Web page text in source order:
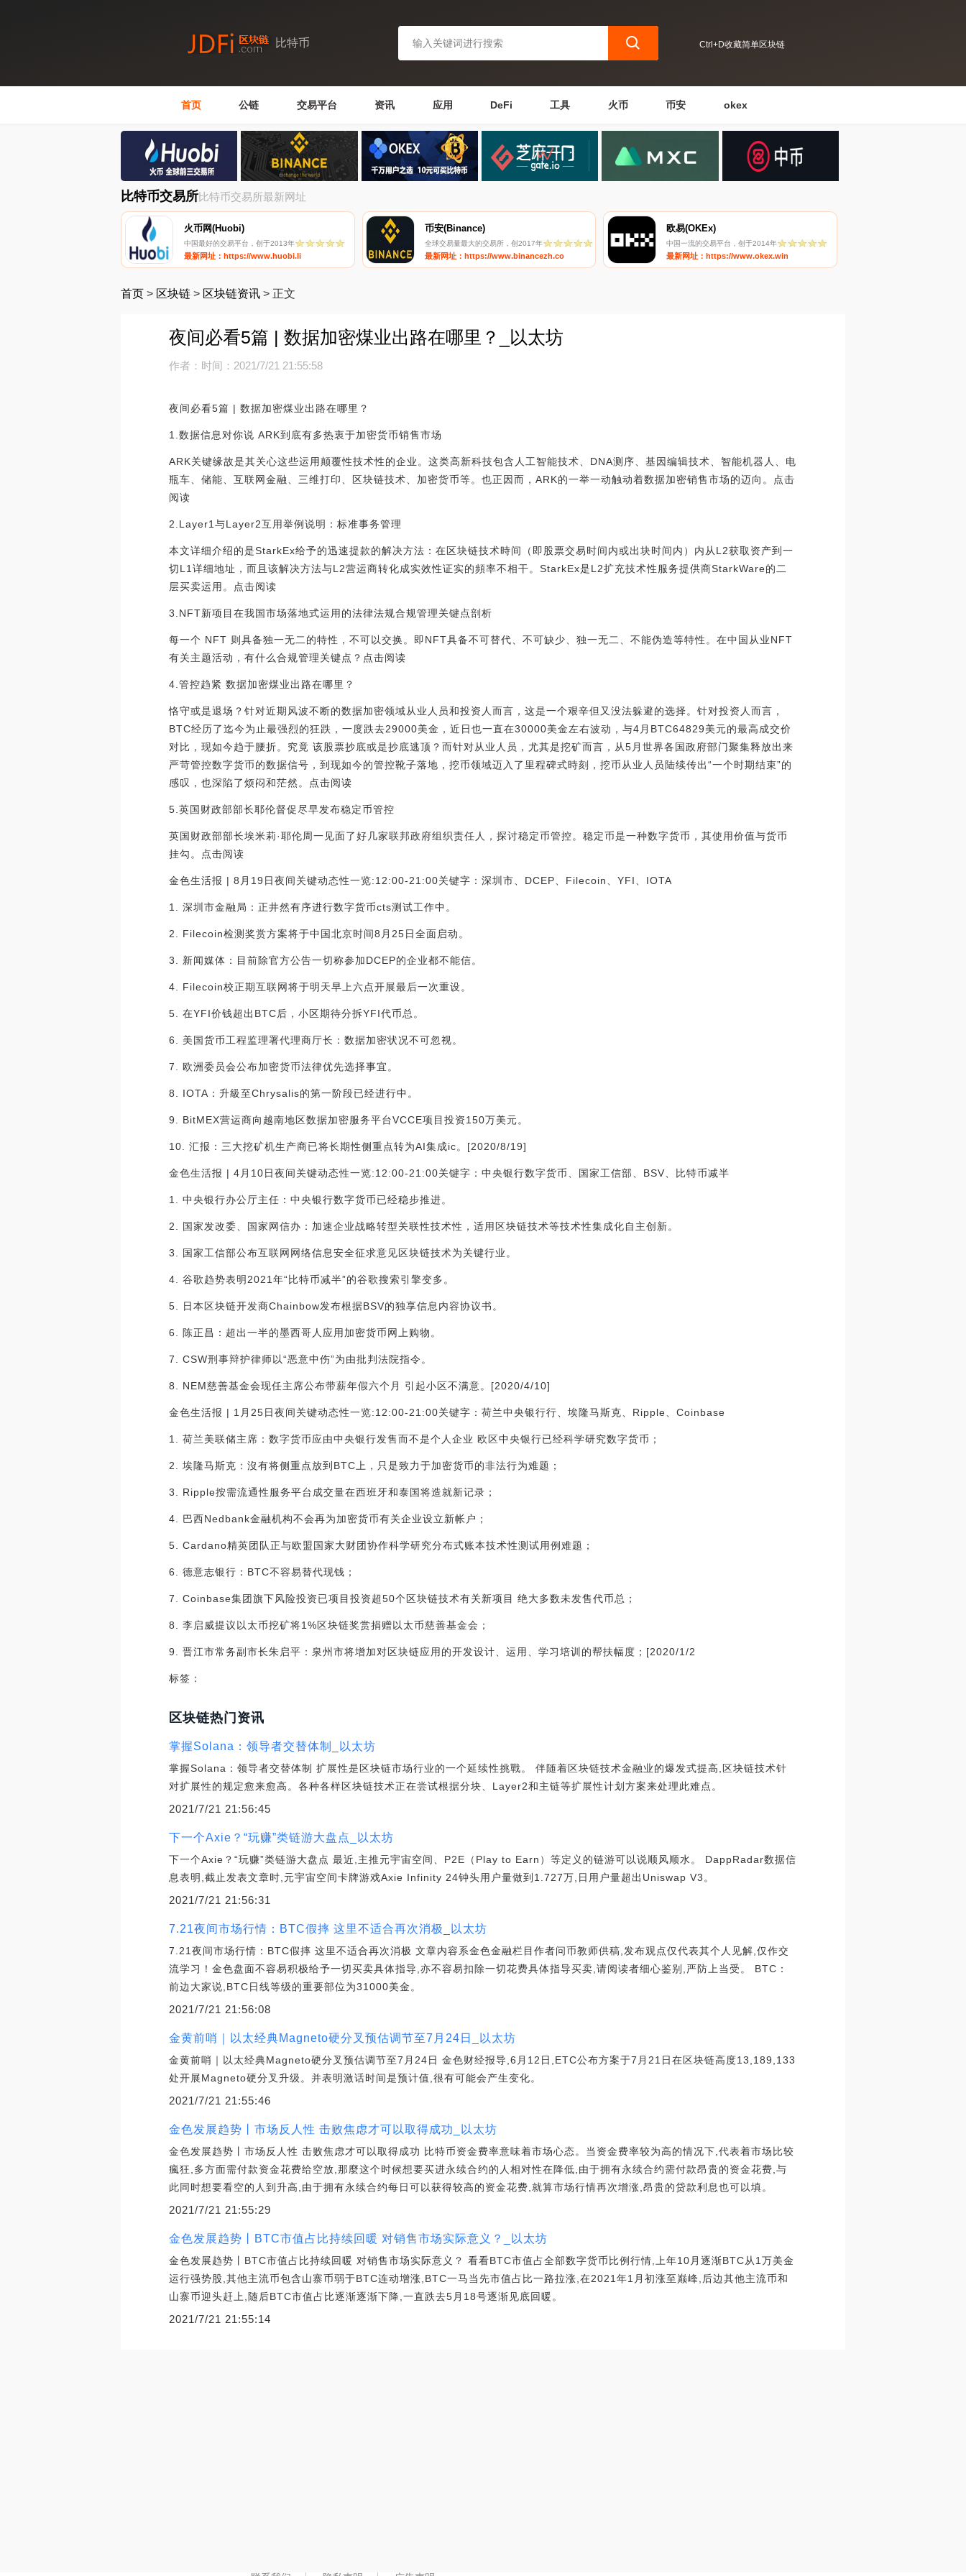
比特币 Ctrl+D收藏简单区块链
首页 公链 交易平台 资讯 应用 DeFi 工具 火币 币安 okex
比特币交易所比特币交易所最新网址
火币网(Huobi)
中国最好的交易平台，创于2013年
最新网址：https://www.huobi.li
币安(Binance)
全球交易量最大的交易所，创2017年
最新网址：https://www.binancezh.co
欧易(OKEx)
中国一流的交易平台，创于2014年
最新网址：https://www.okex.win
首页 > 区块链 > 区块链资讯 > 正文
夜间必看5篇 | 数据加密煤业出路在哪里？_以太坊
作者： 时间：2021/7/21 21:55:58
夜间必看5篇 | 数据加密煤业出路在哪里？
1.数据信息对你说 ARK到底有多热衷于加密货币销售市场
ARK关键缘故是其关心这些运用颠覆性技术性的企业。这类高新科技包含人工智能技术、DNA测序、基因编辑技术、智能机器人、电
瓶车、储能、互联网金融、三维打印、区块链技术、加密货币等。也正因而，ARK的一举一动触动着数据加密销售市场的迈向。点击
阅读
2.Layer1与Layer2互用举例说明：标准事务管理
本文详细介绍的是StarkEx给予的迅速提款的解决方法：在区块链技术時间（即股票交易时间内或出块时间内）内从L2获取资产到一
切L1详细地址，而且该解决方法与L2营运商转化成实效性证实的頻率不相干。StarkEx是L2扩充技术性服务提供商StarkWare的二
层买卖运用。点击阅读
3.NFT新项目在我国市场落地式运用的法律法规合规管理关键点剖析
每一个 NFT 则具备独一无二的特性，不可以交换。即NFT具备不可替代、不可缺少、独一无二、不能伪造等特性。在中国从业NFT
有关主题活动，有什么合规管理关键点？点击阅读
4.管控趋紧 数据加密煤业出路在哪里？
恪守或是退场？针对近期风波不断的数据加密领域从业人员和投资人而言，这是一个艰辛但又没法躲避的选择。针对投资人而言，
BTC经历了迄今为止最强烈的狂跌，一度跌去29000美金，近日也一直在30000美金左右波动，与4月BTC64829美元的最高成交价
对比，现如今趋于腰折。究竟 该股票抄底或是抄底逃顶？而针对从业人员，尤其是挖矿而言，从5月世界各国政府部门聚集释放出来
严苛管控数字货币的数据信号，到现如今的管控靴子落地，挖币领域迈入了里程碑式時刻，挖币从业人员陆续传出“一个时期结束”的
感叹，也深陷了烦闷和茫然。点击阅读
5.英国财政部部长耶伦督促尽早发布稳定币管控
英国财政部部长埃米莉·耶伦周一见面了好几家联邦政府组织责任人，探讨稳定币管控。稳定币是一种数字货币，其使用价值与货币
挂勾。点击阅读
金色生活报 | 8月19日夜间关键动态性一览:12:00-21:00关键字：深圳市、DCEP、Filecoin、YFI、IOTA
1. 深圳市金融局：正井然有序进行数字货币cts测试工作中。
2. Filecoin检测奖赏方案将于中国北京时间8月25日全面启动。
3. 新闻媒体：目前除官方公告一切称参加DCEP的企业都不能信。
4. Filecoin校正期互联网将于明天早上六点开展最后一次重设。
5. 在YFI价钱超出BTC后，小区期待分拆YFI代币总。
6. 美国货币工程监理署代理商厅长：数据加密状况不可忽视。
7. 欧洲委员会公布加密货币法律优先选择事宜。
8. IOTA：升級至Chrysalis的第一阶段已经进行中。
9. BitMEX营运商向越南地区数据加密服务平台VCCE项目投资150万美元。
10. 汇报：三大挖矿机生产商已将长期性侧重点转为AI集成ic。[2020/8/19]
金色生活报 | 4月10日夜间关键动态性一览:12:00-21:00关键字：中央银行数字货币、国家工信部、BSV、比特币减半
1. 中央银行办公厅主任：中央银行数字货币已经稳步推进。
2. 国家发改委、国家网信办：加速企业战略转型关联性技术性，适用区块链技术等技术性集成化自主创新。
3. 国家工信部公布互联网网络信息安全征求意见区块链技术为关键行业。
4. 谷歌趋势表明2021年“比特币减半”的谷歌搜索引擎变多。
5. 日本区块链开发商Chainbow发布根据BSV的独享信息内容协议书。
6. 陈正昌：超出一半的墨西哥人应用加密货币网上购物。
7. CSW刑事辩护律师以“恶意中伤”为由批判法院指令。
8. NEM慈善基金会现任主席公布带薪年假六个月 引起小区不满意。[2020/4/10]
金色生活报 | 1月25日夜间关键动态性一览:12:00-21:00关键字：荷兰中央银行行、埃隆马斯克、Ripple、Coinbase
1. 荷兰美联储主席：数字货币应由中央银行发售而不是个人企业 欧区中央银行已经科学研究数字货币；
2. 埃隆马斯克：沒有将侧重点放到BTC上，只是致力于加密货币的非法行为难题；
3. Ripple按需流通性服务平台成交量在西班牙和泰国将造就新记录；
4. 巴西Nedbank金融机构不会再为加密货币有关企业设立新帐户；
5. Cardano精英团队正与欧盟国家大财团协作科学研究分布式账本技术性测试用例难题；
6. 德意志银行：BTC不容易替代现钱；
7. Coinbase集团旗下风险投资已项目投资超50个区块链技术有关新项目 绝大多数未发售代币总；
8. 李启威提议以太币挖矿将1%区块链奖赏捐赠以太币慈善基金会；
9. 晋江市常务副市长朱启平：泉州市将增加对区块链应用的开发设计、运用、学习培训的帮扶幅度；[2020/1/2
标签：
区块链热门资讯
掌握Solana：领导者交替体制_以太坊
掌握Solana：领导者交替体制 扩展性是区块链市场行业的一个延续性挑戰。 伴随着区块链技术金融业的爆发式提高,区块链技术针
对扩展性的规定愈来愈高。各种各样区块链技术正在尝试根据分块、Layer2和主链等扩展性计划方案来处理此难点。
2021/7/21 21:56:45
下一个Axie？“玩赚”类链游大盘点_以太坊
下一个Axie？“玩赚”类链游大盘点 最近,主推元宇宙空间、P2E（Play to Earn）等定义的链游可以说顺风顺水。 DappRadar数据信
息表明,截止发表文章时,元宇宙空间卡牌游戏Axie Infinity 24钟头用户量做到1.727万,日用户量超出Uniswap V3。
2021/7/21 21:56:31
7.21夜间市场行情：BTC假摔 这里不适合再次消极_以太坊
7.21夜间市场行情：BTC假摔 这里不适合再次消极 文章内容系金色金融栏目作者问币教师供稿,发布观点仅代表其个人见解,仅作交
流学习！金色盘面不容易积极给予一切买卖具体指导,亦不容易扣除一切花费具体指导买卖,请阅读者细心鉴别,严防上当受。 BTC：
前边大家说,BTC日线等级的重要部位为31000美金。
2021/7/21 21:56:08
金黄前哨｜以太经典Magneto硬分叉预估调节至7月24日_以太坊
金黄前哨｜以太经典Magneto硬分叉预估调节至7月24日 金色财经报导,6月12日,ETC公布方案于7月21日在区块链高度13,189,133
处开展Magneto硬分叉升级。并表明激话时间是预计值,很有可能会产生变化。
2021/7/21 21:55:46
金色发展趋势丨市场反人性 击败焦虑才可以取得成功_以太坊
金色发展趋势丨市场反人性 击败焦虑才可以取得成功 比特币资金费率意味着市场心态。当资金费率较为高的情况下,代表着市场比较
瘋狂,多方面需付款资金花费给空放,那麼这个时候想要买进永续合约的人相对性在降低,由于拥有永续合约需付款昂贵的资金花费,与
此同时想要看空的人到升高,由于拥有永续合约每日可以获得较高的资金花费,就算市场行情再次增涨,昂贵的贷款利息也可以填。
2021/7/21 21:55:29
金色发展趋势丨BTC市值占比持续回暖 对销售市场实际意义？_以太坊
金色发展趋势丨BTC市值占比持续回暖 对销售市场实际意义？ 看看BTC市值占全部数字货币比例行情,上年10月逐渐BTC从1万美金
运行强势股,其他主流币包含山寨币弱于BTC连动增涨,BTC一马当先市值占比一路拉涨,在2021年1月初涨至巅峰,后边其他主流币和
山寨币迎头赶上,随后BTC市值占比逐渐逐渐下降,一直跌去5月18号逐渐见底回暖。
2021/7/21 21:55:14